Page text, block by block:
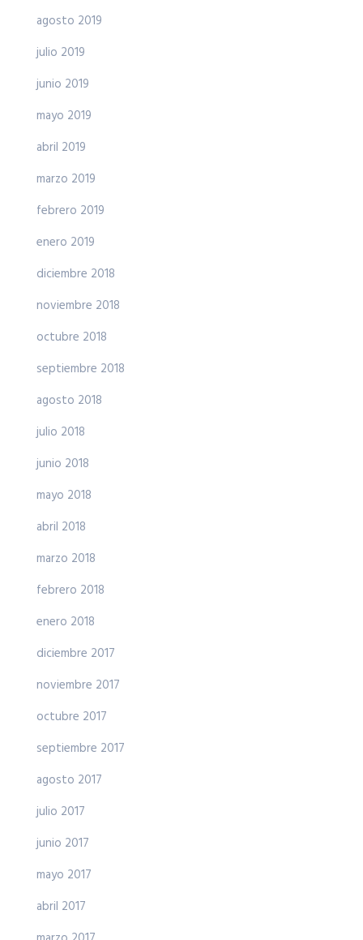
agosto 2019
julio 2019
junio 2019
mayo 2019
abril 2019
marzo 2019
febrero 2019
enero 2019
diciembre 2018
noviembre 2018
octubre 2018
septiembre 2018
agosto 2018
julio 2018
junio 2018
mayo 2018
abril 2018
marzo 2018
febrero 2018
enero 2018
diciembre 2017
noviembre 2017
octubre 2017
septiembre 2017
agosto 2017
julio 2017
junio 2017
mayo 2017
abril 2017